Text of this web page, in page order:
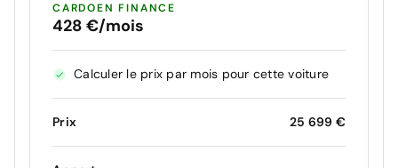
CARDOEN FINANCE
428 €/mois
Calculer le prix par mois pour cette voiture
Prix 25 699 €